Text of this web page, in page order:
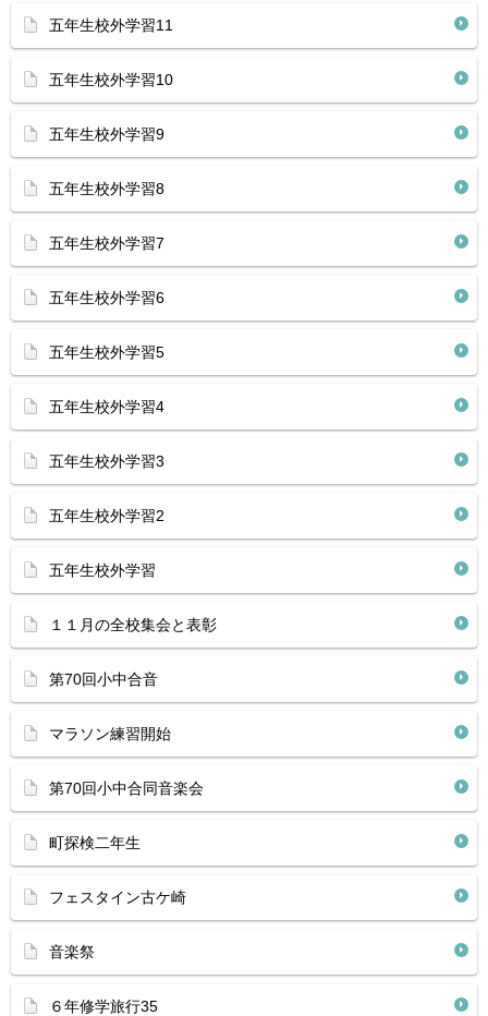
五年生校外学習11
五年生校外学習10
五年生校外学習9
五年生校外学習8
五年生校外学習7
五年生校外学習6
五年生校外学習5
五年生校外学習4
五年生校外学習3
五年生校外学習2
五年生校外学習
１１月の全校集会と表彰
第70回小中合音
マラソン練習開始
第70回小中合同音楽会
町探検二年生
フェスタイン古ケ崎
音楽祭
６年修学旅行35